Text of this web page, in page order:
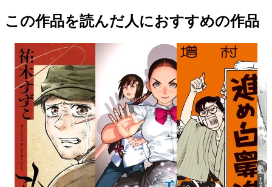
この作品を読んだ人におすすめの作品